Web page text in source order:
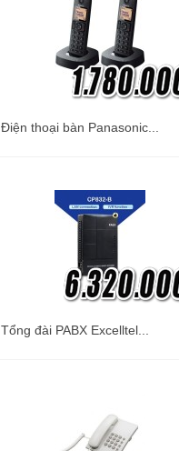
Điện thoại bàn Panasonic...
Tổng đài PABX Excelltel...